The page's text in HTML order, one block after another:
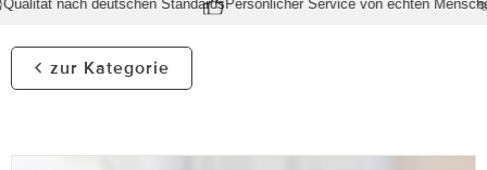
nach deutschen StandardsPersönlicher Service von echten Menschen
zur Kategorie